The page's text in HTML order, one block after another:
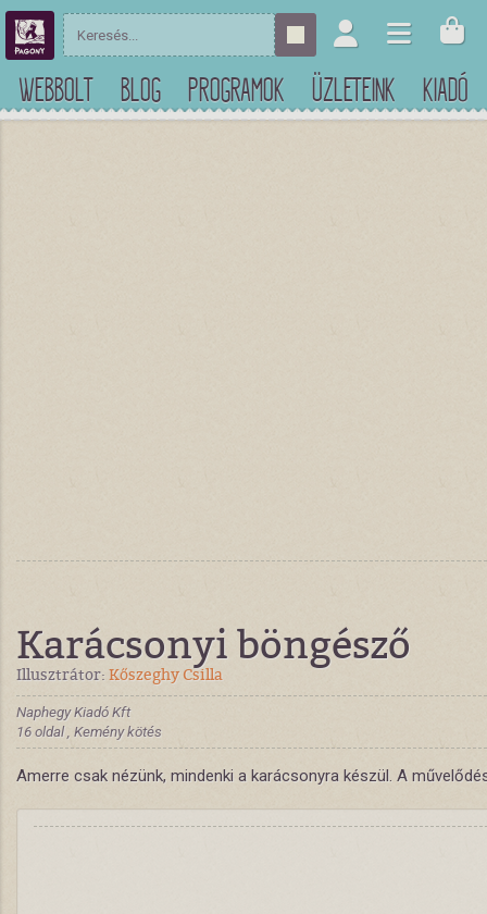
WEBBOLT BLOG PROGRAMOK ÜZLETEINK KIADÓ
Karácsonyi böngésző
Illusztrátor: Kőszeghy Csilla
Naphegy Kiadó Kft
16 oldal , Kemény kötés
Amerre csak nézünk, mindenki a karácsonyra készül. A